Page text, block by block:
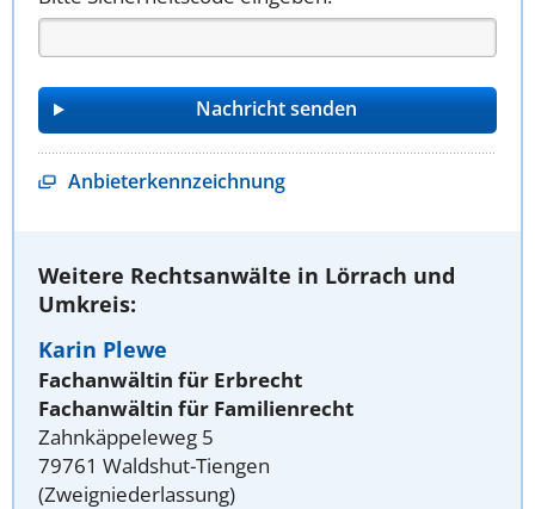
Anbieterkennzeichnung
Weitere Rechtsanwälte in Lörrach und
Umkreis:
Karin Plewe
Fachanwältin für Erbrecht
Fachanwältin für Familienrecht
Zahnkäppeleweg 5
79761 Waldshut-Tiengen
(Zweigniederlassung)